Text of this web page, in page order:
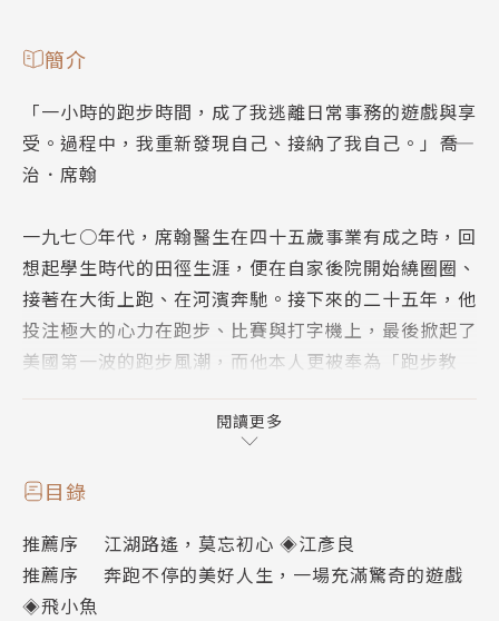
簡介
「一小時的跑步時間，成了我逃離日常事務的遊戲與享
受。過程中，我重新發現自己、接納了我自己。」――喬
治．席翰
一九七○年代，席翰醫生在四十五歲事業有成之時，回
想起學生時代的田徑生涯，便在自家後院開始繞圈圈、
接著在大街上跑、在河濱奔馳。接下來的二十五年，他
投注極大的心力在跑步、比賽與打字機上，最後掀起了
美國第一波的跑步風潮，而他本人更被奉為「跑步教
很少有跑者像他一樣學問淵博，但又能簡潔有力、真誠
地解釋跑步人生的哲理。透過他的領悟與闡述，跑步不
一趟「找到自己」的自由之旅。他為大眾開啟了新的運
動思維，教大家把自己的人生發揮到極致。
閱讀更多
目錄
推薦序 江湖路遙，莫忘初心 ◈江彥良
推薦序 奔跑不停的美好人生，一場充滿驚奇的遊戲
◈飛小魚